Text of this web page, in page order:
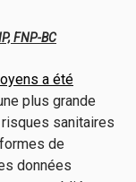
FNP-BC
a été
plus grande
sanitaires
de
données